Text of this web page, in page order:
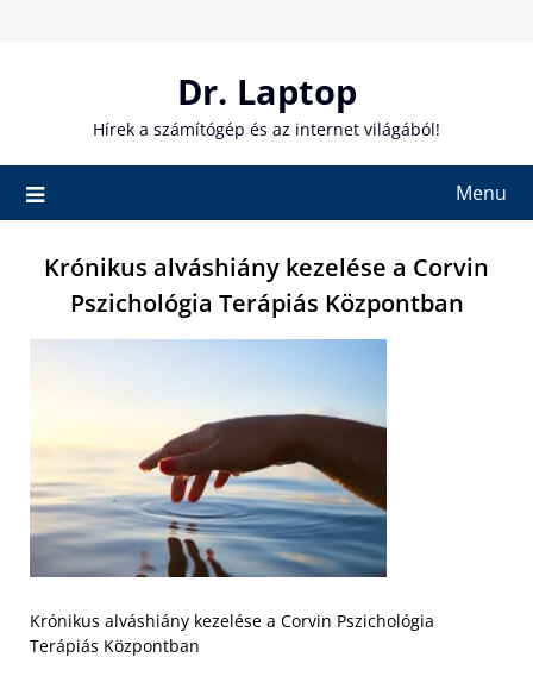
Dr. Laptop
Hírek a számítógép és az internet világából!
Menu
Krónikus alváshiány kezelése a Corvin
Pszichológia Terápiás Központban
Krónikus alváshiány kezelése a Corvin Pszichológia
Terápiás Központban